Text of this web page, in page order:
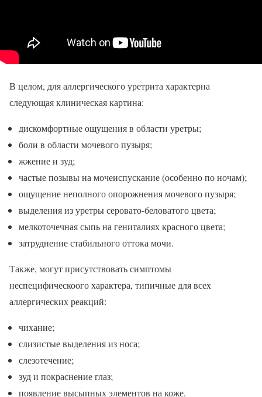
В целом, для аллергического уретрита характерна
следующая клиническая картина:
дискомфортные ощущения в области уретры;
боли в области мочевого пузыря;
жжение и зуд;
частые позывы на мочеиспускание (особенно по ночам);
ощущение неполного опорожнения мочевого пузыря;
выделения из уретры серовато-беловатого цвета;
мелкоточечная сыпь на гениталиях красного цвета;
затруднение стабильного оттока мочи.
Также, могут присутствовать симптомы
неспецифическоого характера, типичные для всех
аллергических реакций:
чихание;
слизистые выделения из носа;
слезотечение;
зуд и покраснение глаз;
появление высыпных элементов на коже.